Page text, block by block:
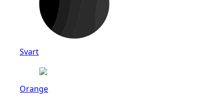
Svart
Orange